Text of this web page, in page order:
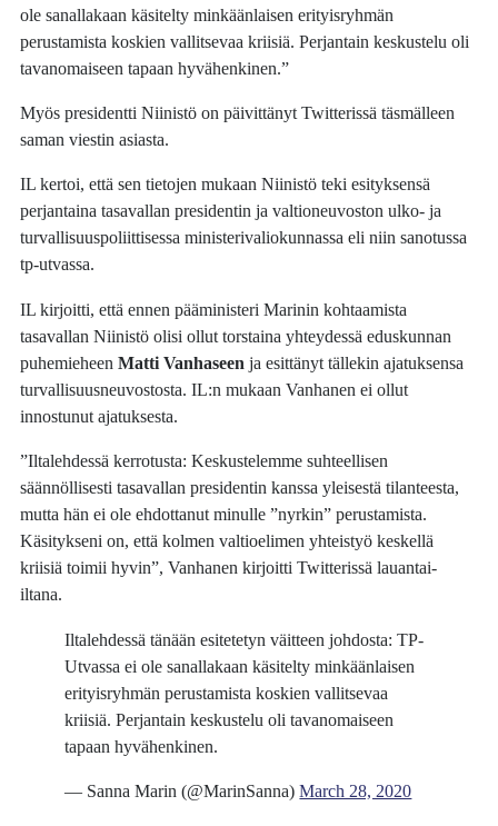
ole sanallakaan käsitelty minkäänlaisen erityisryhmän
perustamista koskien vallitsevaa kriisiä. Perjantain keskustelu oli
tavanomaiseen tapaan hyvähenkinen.”
Myös presidentti Niinistö on päivittänyt Twitterissä täsmälleen
saman viestin asiasta.
IL kertoi, että sen tietojen mukaan Niinistö teki esityksensä
perjantaina tasavallan presidentin ja valtioneuvoston ulko- ja
turvallisuuspoliittisessa ministerivaliokunnassa eli niin sanotussa
tp-utvassa.
IL kirjoitti, että ennen pääministeri Marinin kohtaamista
tasavallan Niinistö olisi ollut torstaina yhteydessä eduskunnan
puhemieheenMatti Vanhaseen ja esittänyt tällekin ajatuksensa
turvallisuusneuvostosta. IL:n mukaan Vanhanen ei ollut
innostunut ajatuksesta.
”Iltalehdessä kerrotusta: Keskustelemme suhteellisen
säännöllisesti tasavallan presidentin kanssa yleisestä tilanteesta,
mutta hän ei ole ehdottanut minulle ”nyrkin” perustamista.
Käsitykseni on, että kolmen valtioelimen yhteistyö keskellä
kriisiä toimii hyvin”, Vanhanen kirjoitti Twitterissä lauantai-
iltana.
Iltalehdessä tänään esitetetyn väitteen johdosta: TP-
Utvassa ei ole sanallakaan käsitelty minkäänlaisen
erityisryhmän perustamista koskien vallitsevaa
kriisiä. Perjantain keskustelu oli tavanomaiseen
tapaan hyvähenkinen.
— Sanna Marin (@MarinSanna)March 28, 2020